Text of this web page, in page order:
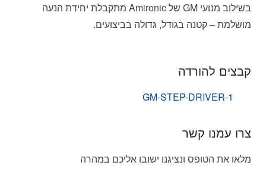
בשילוב מנועי GM של Amironic מתקבלת יחידת הנעה
מושלמת – קטנה בגודל, גדולה בביצועים.
קבצים להורדה
GM-STEP-DRIVER-1
צרו עמנו קשר
מלאו את הטופס ונציגנו ישובו אליכם במהרה